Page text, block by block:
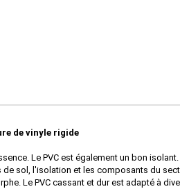
de vinyle rigide
Le PVC est également un bon
sol, l'isolation et les composants du
Le PVC cassant et dur est adapté à